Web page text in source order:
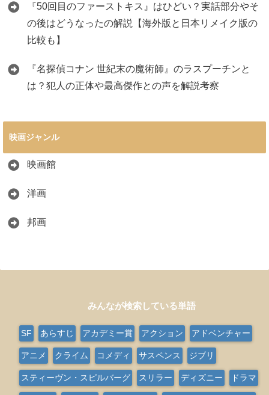
『50回目のファーストキス』はひどい？実話部分やそ
の後はどうなったの解説【海外版と日本リメイク版の
比較も】
『名探偵コナン 世紀末の魔術師』のラスプーチンと
は？犯人の正体や最高傑作との声を解説考察
映画ジャンル
映画館
洋画
邦画
みんなが検索している単語
SF あらすじ アカデミー賞 アクション アドベンチャー
アニメ クライム コメディ サスペンス ジブリ
スティーヴン・スピルバーグ スリラー ディズニー ドラマ